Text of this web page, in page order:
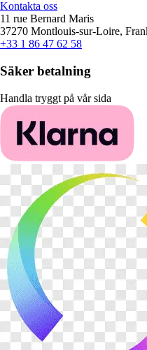
Kontakta oss
11 rue Bernard Maris
37270 Montlouis-sur-Loire,
+33 1 86 47 62 58
Säker betalning
Handla tryggt på vår sida